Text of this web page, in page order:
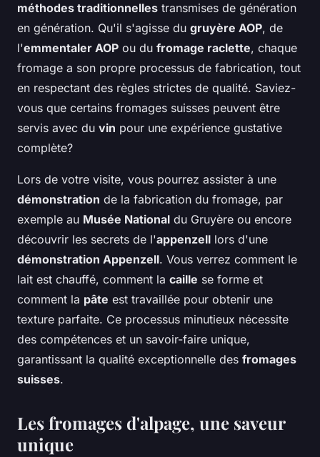
méthodes traditionnelles transmises de génération
en génération. Qu'il s'agisse du gruyère AOP, de
l'emmentaler AOP ou du fromage raclette, chaque
fromage a son propre processus de fabrication, tout
en respectant des règles strictes de qualité. Saviez-
vous que certains fromages suisses peuvent être
servis avec du vin pour une expérience gustative
complète?
Lors de votre visite, vous pourrez assister à une
démonstration de la fabrication du fromage, par
exemple au Musée National du Gruyère ou encore
découvrir les secrets de l'appenzell lors d'une
démonstration Appenzell. Vous verrez comment le
lait est chauffé, comment la caille se forme et
comment la pâte est travaillée pour obtenir une
texture parfaite. Ce processus minutieux nécessite
des compétences et un savoir-faire unique,
garantissant la qualité exceptionnelle des fromages
suisses.
Les fromages d'alpage, une saveur
unique